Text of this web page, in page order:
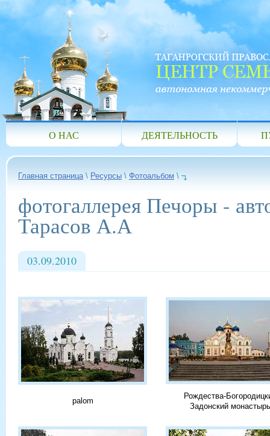
О НАС ДЕЯТЕЛЬНОСТЬ
Главная страница\ Ресурсы \ Фотоальбом \
фотогаллерея Печоры -
Тарасов А.А
03.09.2010
palom
Рождества-
Задонский монастырь